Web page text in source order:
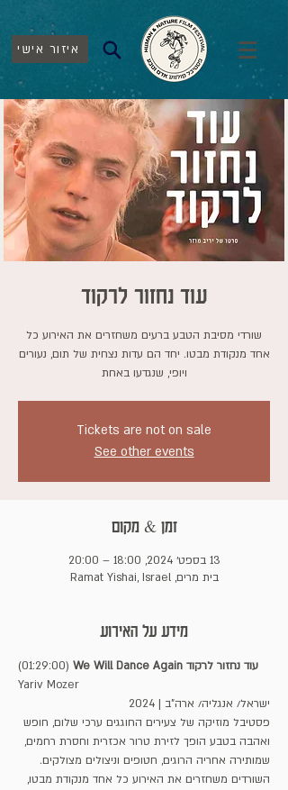
איזור אישי
עוד נחזור לרקוד
שורדי מסיבת הטבע ברעים משחזרים את האירוע כל
אחד מנקודת מבטו. יחד הם עדות נצחית של תום, נעורים
ויופי, שנגדעו באחת
Tickets are not on sale
See other events
זמן & מקום
13 בספט׳ 2024, 18:00 – 20:00
בית מרים, Ramat Yishai, Israel
מידע על האירוע
(01:29:00)
We Will Dance Again עוד נחזור לרקוד
Yariv Mozer
ישראל/ אנגליה/ ארה"ב | 2024
פסטיבל מוזיקה של צעירים החוגגים ערכי שלום, חופש
ואהבה בטבע הופך לזירת טרור אכזרית וחסרת רחמים,
שמותירה אחריה הרוגים, חטופים וניצולים מצולקים.
השורדים משחזרים את האירוע כל אחד מנקודת מבטו,